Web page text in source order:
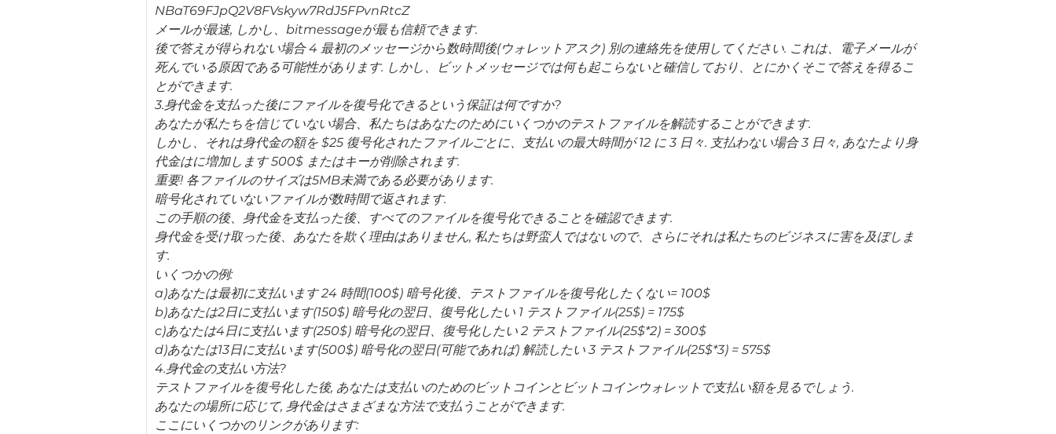
NBaT69FJpQ2V8FVskyw7RdJ5FPvnRtcZ
メールが最速, しかし、bitmessageが最も信頼できます.
後で答えが得られない場合 4 最初のメッセージから数時間後(ウォレットアスク) 別の連絡先を使用してください. これは、電子メールが
死んでいる原因である可能性があります. しかし、ビットメッセージでは何も起こらないと確信しており、とにかくそこで答えを得るこ
とができます.
3.身代金を支払った後にファイルを復号化できるという保証は何ですか?
あなたが私たちを信じていない場合、私たちはあなたのためにいくつかのテストファイルを解読することができます.
しかし、それは身代金の額を $25 復号化されたファイルごとに、支払いの最大時間が 12 に 3 日々. 支払わない場合 3 日々, あなたより身
代金はに増加します 500$ またはキーが削除されます.
重要! 各ファイルのサイズは5MB未満である必要があります.
暗号化されていないファイルが数時間で返されます.
この手順の後、身代金を支払った後、すべてのファイルを復号化できることを確認できます.
身代金を受け取った後、あなたを欺く理由はありません, 私たちは野蛮人ではないので、さらにそれは私たちのビジネスに害を及ぼしま
す.
いくつかの例:
a)あなたは最初に支払います 24 時間(100$) 暗号化後、テストファイルを復号化したくない= 100$
b)あなたは2日に支払います(150$) 暗号化の翌日、復号化したい 1 テストファイル(25$) = 175$
c)あなたは4日に支払います(250$) 暗号化の翌日、復号化したい 2 テストファイル(25$*2) = 300$
d)あなたは13日に支払います(500$) 暗号化の翌日(可能であれば) 解読したい 3 テストファイル(25$*3) = 575$
4.身代金の支払い方法?
テストファイルを復号化した後, あなたは支払いのためのビットコインとビットコインウォレットで支払い額を見るでしょう.
あなたの場所に応じて, 身代金はさまざまな方法で支払うことができます.
ここにいくつかのリンクがあります: